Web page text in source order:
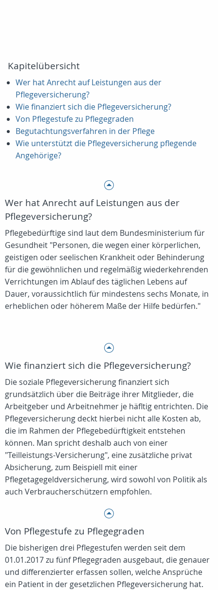
Kapitelübersicht
Wer hat Anrecht auf Leistungen aus der
Pflegeversicherung?
Wie finanziert sich die Pflegeversicherung?
Von Pflegestufe zu Pflegegraden
Begutachtungsverfahren in der Pflege
Wie unterstützt die Pflegeversicherung pflegende
Angehörige?
Wer hat Anrecht auf Leistungen aus der
Pflegeversicherung?
Pflegebedürftige sind laut dem Bundesministerium für
Gesundheit "Personen, die wegen einer körperlichen,
geistigen oder seelischen Krankheit oder Behinderung
für die gewöhnlichen und regelmäßig wiederkehrenden
Verrichtungen im Ablauf des täglichen Lebens auf
Dauer, voraussichtlich für mindestens sechs Monate, in
erheblichen oder höherem Maße der Hilfe bedürfen."
Wie finanziert sich die Pflegeversicherung?
Die soziale Pflegeversicherung finanziert sich
grundsätzlich über die Beiträge ihrer Mitglieder, die
Arbeitgeber und Arbeitnehmer je häfltig entrichten. Die
Pflegeversicherung deckt hierbei nicht alle Kosten ab,
die im Rahmen der Pflegebedürftigkeit entstehen
können. Man spricht deshalb auch von einer
"Teilleistungs-Versicherung", eine zusätzliche privat
Absicherung, zum Beispiell mit einer
Pflegetagegeldversicherung, wird sowohl von Politik als
auch Verbraucherschützern empfohlen.
Von Pflegestufe zu Pflegegraden
Die bisherigen drei Pflegestufen werden seit dem
01.01.2017 zu fünf Pflegegraden ausgebaut, die genauer
und differenzierter erfassen sollen, welche Ansprüche
ein Patient in der gesetzlichen Pflegeversicherung hat.